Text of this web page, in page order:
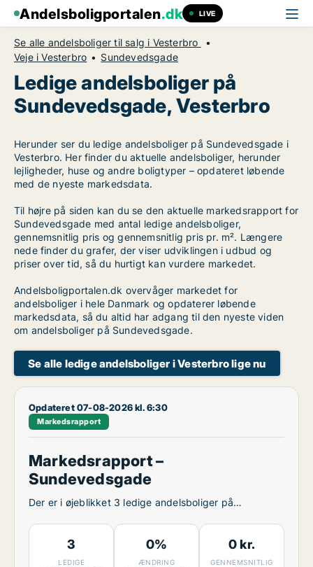
Andelsboligportalen.dk LIVE
Se alle andelsboliger til salg i Vesterbro
Veje i Vesterbro
Sundevedsgade
Ledige andelsboliger på
Sundevedsgade, Vesterbro
Herunder ser du ledige andelsboliger på Sundevedsgade i
Vesterbro. Her finder du aktuelle andelsboliger, herunder
lejligheder, huse og andre boligtyper – opdateret løbende
med de nyeste markedsdata.
Til højre på siden kan du se den aktuelle markedsrapport for
Sundevedsgade med antal ledige andelsboliger,
gennemsnitlig pris og gennemsnitlig pris pr. m². Længere
nede finder du grafer, der viser udviklingen i udbud og
priser over tid, så du hurtigt kan vurdere markedet.
Andelsboligportalen.dk overvåger markedet for
andelsboliger i hele Danmark og opdaterer løbende
markedsdata, så du altid har adgang til den nyeste viden
om andelsboliger på Sundevedsgade.
Se alle ledige andelsboliger i Vesterbro lige nu
Opdateret 07-08-2026 kl. 6:30
Markedsrapport
Markedsrapport –
Sundevedsgade
Der er i øjeblikket 3 ledige andelsboliger på
3
LEDIGE
0%
ÆNDRING
0 kr.
GENNEMSNITLIG